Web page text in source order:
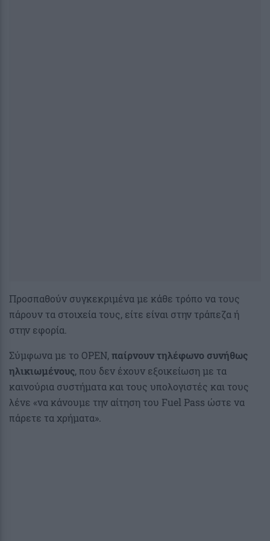
Προσπαθούν συγκεκριμένα με κάθε τρόπο να τους
πάρουν τα στοιχεία τους, είτε είναι στην τράπεζα ή
στην εφορία.
Σύμφωνα με το OPEN,παίρνουν τηλέφωνο συνήθως
ηλικιωμένους, που δεν έχουν εξοικείωση με τα
καινούρια συστήματα και τους υπολογιστές και τους
λένε «να κάνουμε την αίτηση του Fuel Pass ώστε να
πάρετε τα χρήματα».